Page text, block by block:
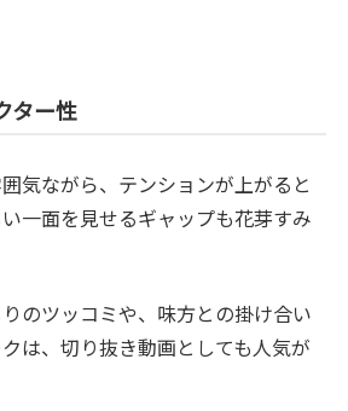
ター性
気ながら、テンションが上がると
一面を見せるギャップも花芽すみ
のツッコミや、味方との掛け合い
は、切り抜き動画としても人気が